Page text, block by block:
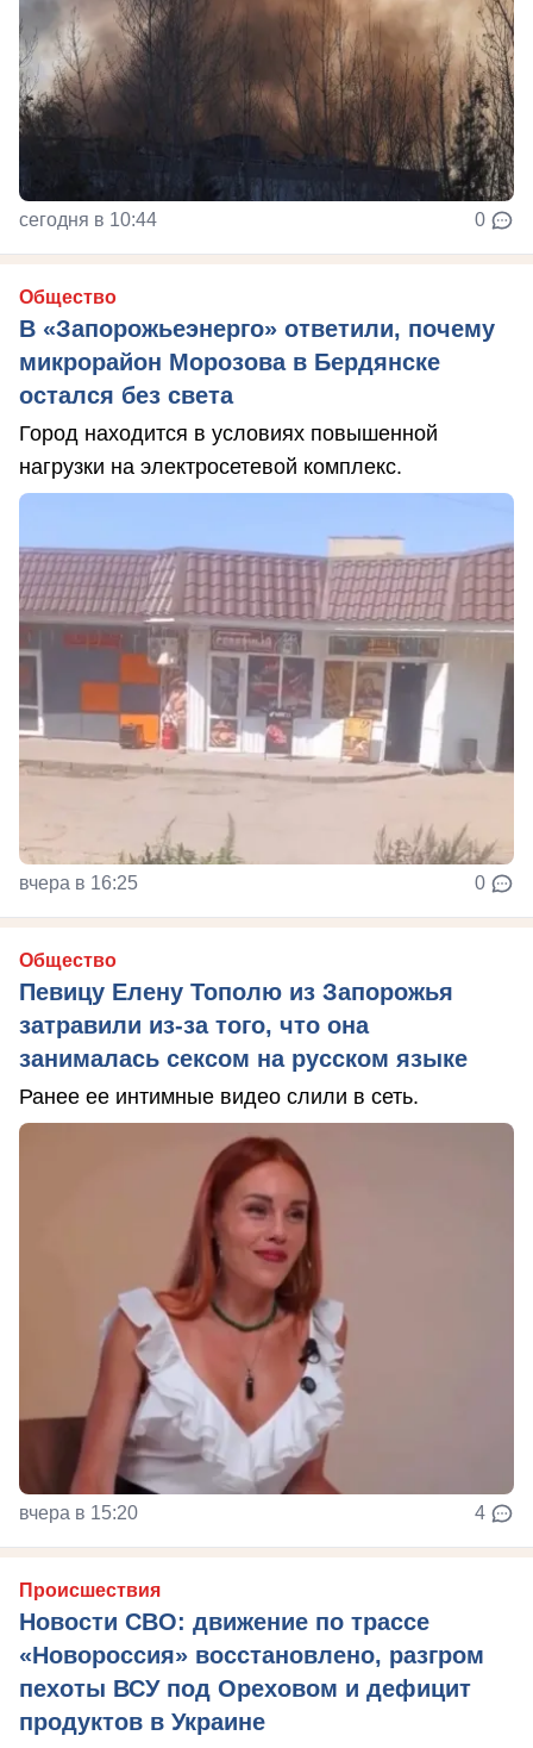
сегодня в 10:44 0
Общество
В «Запорожьеэнерго» ответили, почему
микрорайон Морозова в Бердянске
остался без света
Город находится в условиях повышенной
нагрузки на электросетевой комплекс.
вчера в 16:25 0
Общество
Певицу Елену Тополю из Запорожья
затравили из-за того, что она
занималась сексом на русском языке
Ранее ее интимные видео слили в сеть.
вчера в 15:20 4
Происшествия
Новости СВО: движение по трассе
«Новороссия» восстановлено, разгром
пехоты ВСУ под Ореховом и дефицит
продуктов в Украине